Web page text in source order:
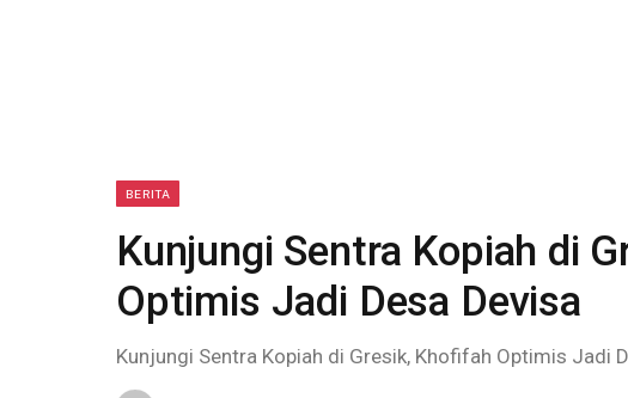
BERITA
Kunjungi Sentra Kopiah di
Optimis Jadi Desa Devisa
Kunjungi Sentra Kopiah di Gresik, Khofifah Optimis Jadi